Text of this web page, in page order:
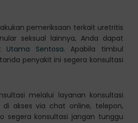
pemeriksaan terkait uretritis
seksual lainnya, Anda dapat
Utama Sentosa. Apabila timbul
penyakit ini segera konsultasi
melalui layanan konsultasi
akses via chat online, telepon,
segera konsultasi jangan tunggu